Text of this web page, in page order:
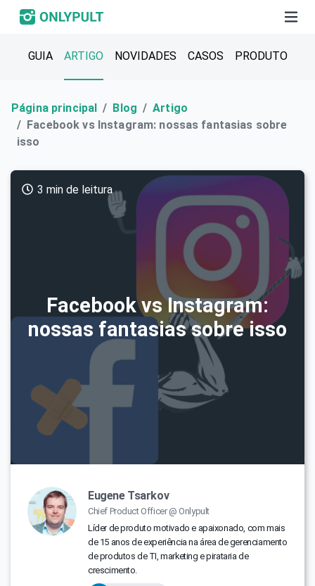
GUIA ARTIGO NOVIDADES CASOS PRODUTO
Página principal Blog
Artigo
Facebook vs Instagram: nossas fantasias sobre
isso
Facebook vs Instagram:
nossas fantasias sobre isso
3 min de leitura
Eugene Tsarkov
Chief Product Officer @ Onlypult
Líder de produto motivado e apaixonado, com mais
de 15 anos de experiência na área de gerenciamento
de produtos de TI, marketing e pirataria de
crescimento.